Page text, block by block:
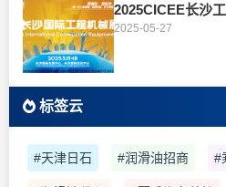
2025CICEE长沙
2025-05-27
标签云
#天津日石 #润滑油招商 #